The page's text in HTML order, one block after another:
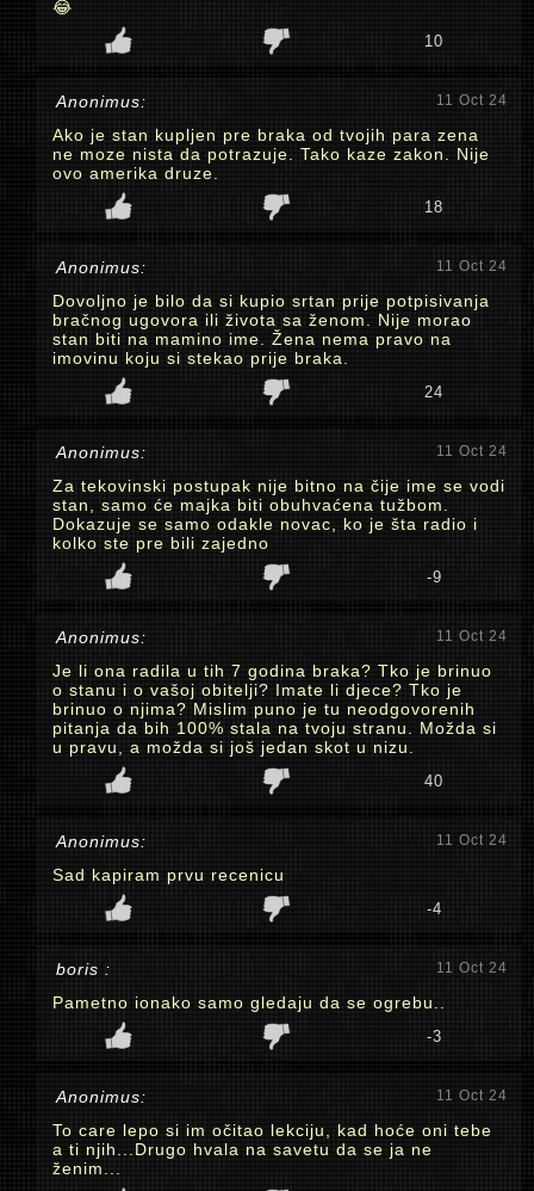
😂
10
Anonimus: 11 Oct 24
Ako je stan kupljen pre braka od tvojih para zena
ne moze nista da potrazuje. Tako kaze zakon. Nije
ovo amerika druze.
18
Anonimus: 11 Oct 24
Dovoljno je bilo da si kupio srtan prije potpisivanja
bračnog ugovora ili života sa ženom. Nije morao
stan biti na mamino ime. Žena nema pravo na
imovinu koju si stekao prije braka.
24
Anonimus: 11 Oct 24
Za tekovinski postupak nije bitno na čije ime se vodi
stan, samo će majka biti obuhvaćena tužbom.
Dokazuje se samo odakle novac, ko je šta radio i
kolko ste pre bili zajedno
-9
Anonimus: 11 Oct 24
Je li ona radila u tih 7 godina braka? Tko je brinuo
o stanu i o vašoj obitelji? Imate li djece? Tko je
brinuo o njima? Mislim puno je tu neodgovorenih
pitanja da bih 100% stala na tvoju stranu. Možda si
u pravu, a možda si još jedan skot u nizu.
40
Anonimus: 11 Oct 24
Sad kapiram prvu recenicu
-4
boris : 11 Oct 24
Pametno ionako samo gledaju da se ogrebu..
-3
Anonimus: 11 Oct 24
To care lepo si im očitao lekciju, kad hoće oni tebe
a ti njih...Drugo hvala na savetu da se ja ne
ženim...